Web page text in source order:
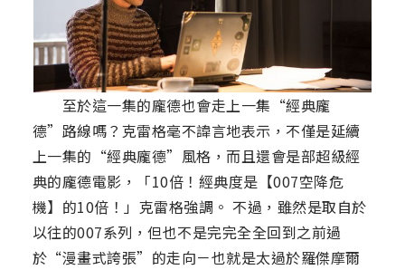
至於這一集的龐德也會走上一集“經典龐
德”路線嗎？克雷格毫不諱言地表示，不僅是延續
上一集的“經典龐德”風格，而且還會是部超級經
典的龐德電影，「10倍！經典度是【007空降危
機】的10倍！」克雷格強調。 不過，雖然是取自於
以往的007系列，但也不是完完全全回到之前過
於“漫畫式誇張”的走向－也就是太過於羅傑摩爾